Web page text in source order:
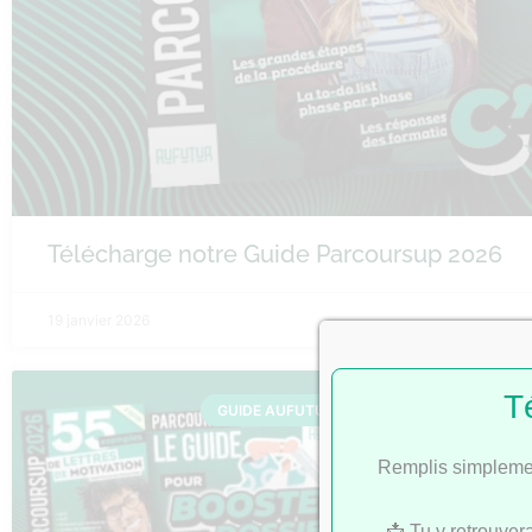
Télécharge notre Guide Parcoursup 2026
GUIDE AUFUTUR
Remplis